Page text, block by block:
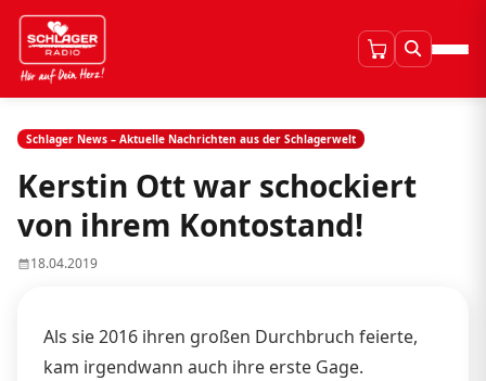
Schlager News – Aktuelle Nachrichten aus der Schlagerwelt
Kerstin Ott war schockiert
von ihrem Kontostand!
18.04.2019
Als sie 2016 ihren großen Durchbruch feierte,
kam irgendwann auch ihre erste Gage.